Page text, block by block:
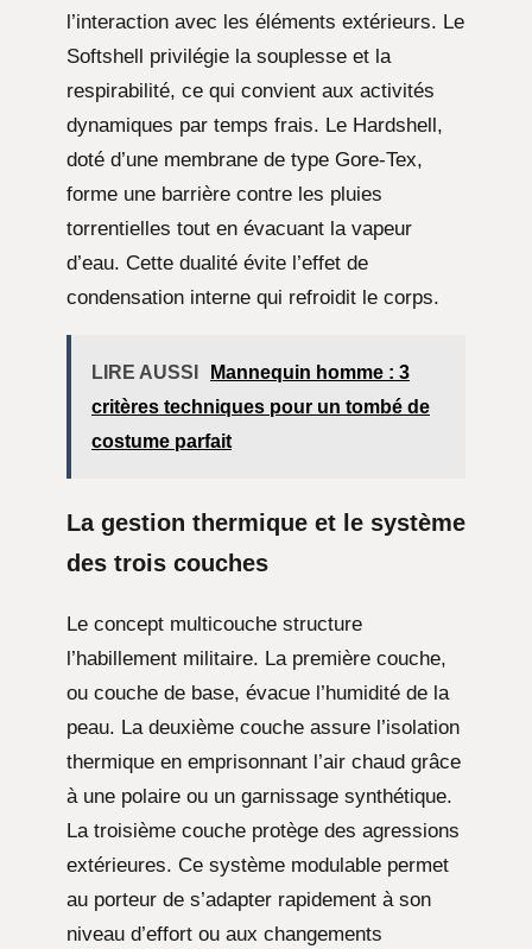
l’interaction avec les éléments extérieurs. Le
Softshell privilégie la souplesse et la
respirabilité, ce qui convient aux activités
dynamiques par temps frais. Le Hardshell,
doté d’une membrane de type Gore-Tex,
forme une barrière contre les pluies
torrentielles tout en évacuant la vapeur
d’eau. Cette dualité évite l’effet de
condensation interne qui refroidit le corps.
LIRE AUSSI
Mannequin homme : 3
critères techniques pour un tombé de
costume parfait
La gestion thermique et le système
des trois couches
Le concept multicouche structure
l’habillement militaire. La première couche,
ou couche de base, évacue l’humidité de la
peau. La deuxième couche assure l’isolation
thermique en emprisonnant l’air chaud grâce
à une polaire ou un garnissage synthétique.
La troisième couche protège des agressions
extérieures. Ce système modulable permet
au porteur de s’adapter rapidement à son
niveau d’effort ou aux changements